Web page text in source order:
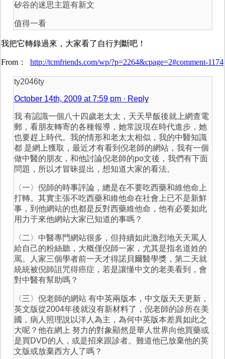
矽谷的迷思主題有新文
值得一看
我把它轉錄過來，大家看了自行判斷吧！
From： http://tcmfriends.com/wp/?p=2264&cpage=2#comment-1174
ty2046ty
October 14th, 2009 at 7:59 pm · Reply
我 有認識一個八十四歲老太太，天天早飯後就上網查電
郵，看朋友轉寄的各種報導，她常說現在時代進步，她
也要趕上時代。我的情形和老太太相似，我的中醫知識
都 是網上獲取，最近才有看到倪老師的網站，我有一個
做中醫的朋友，和他討論倪老師的po文後，我們有下面
問題，所以才冒昧提出，想知道大家的看法。
〈一〉倪師的時事評論，總是在不要吃西藥和維他命上
打轉。其實主張不吃西藥和維他命在社會上已不是新鮮
事，到他網站的也都是反對西藥維他命，他有必要如此
用力于來他網站大家已知道的事嗎？
〈二〉中醫專門網站很多，但持續如此激烈地天天罵人
給自己的粉絲聽，大概僅倪師一家，尤其是指名道姓的
罵。人家三個學者前一天才得諾貝爾醫學獎，第二天就
統統被倪師詛咒得癌症，若是讓懂中文的老美看到，會
對中醫有幫助嗎？
〈三〉倪老師的網站 有中英兩版本，中文版天天更新，
英文版從2004年後就沒有新材料了，倪老師的診所在美
國，病人照理說以洋人為主，為何中英版本差異如此之
大呢？他在網上 努力的對象顯然是華人世界向他買藥或
是買DVD的人，或是招來跟診者。難道他已放棄他的英
文版或放棄西方人了嗎？